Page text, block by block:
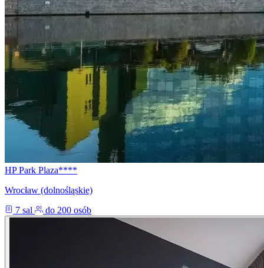
HP Park Plaza****
Wrocław (dolnośląskie)
7 sal
do 200 osób